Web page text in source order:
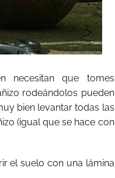
necesitan que tomes
rodeándolos pueden
bien levantar todas las
(igual que se hace con
el suelo con una lámina